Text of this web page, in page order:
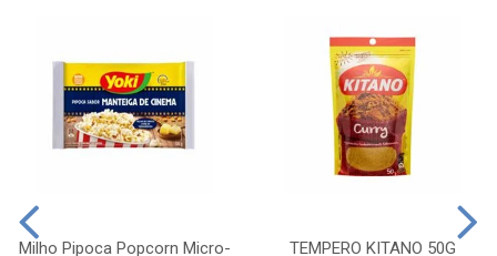
Milho Pipoca Popcorn Micro-
TEMPERO KITANO 50G